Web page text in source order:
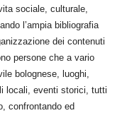
sociale, culturale,
l’ampia bibliografia
dei contenuti
persone che a vario
bolognese, luoghi,
locali, eventi storici, tutti
confrontando ed